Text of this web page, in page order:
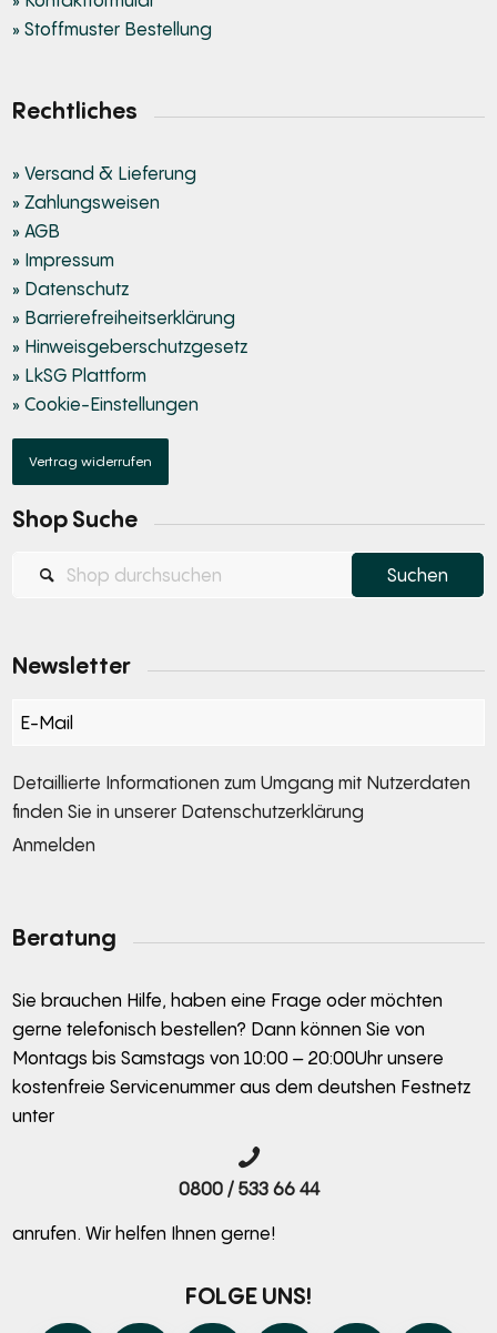
» Stoffmuster Bestellung
Rechtliches
» Versand & Lieferung
» Zahlungsweisen
» AGB
» Impressum
» Datenschutz
» Barrierefreiheitserklärung
» Hinweisgeberschutzgesetz
» LkSG Plattform
» Cookie-Einstellungen
Vertrag widerrufen
Shop Suche
Newsletter
Section
Detaillierte Informationen zum Umgang mit Nutzerdaten
finden Sie in unserer Datenschutzerklärung
Anmelden
Beratung
Sie brauchen Hilfe, haben eine Frage oder möchten
gerne telefonisch bestellen? Dann können Sie von
Montags bis Samstags von 10:00 – 20:00Uhr unsere
kostenfreie Servicenummer aus dem deutshen Festnetz
unter
0800 / 533 66 44
anrufen. Wir helfen Ihnen gerne!
FOLGE UNS!